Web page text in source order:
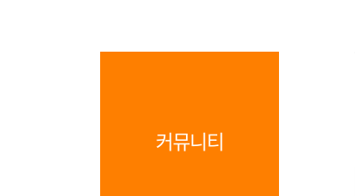
커뮤니티